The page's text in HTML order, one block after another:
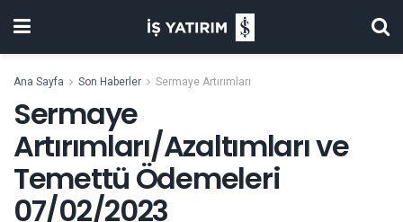
Ana Sayfa Son Haberler Sermaye Artırımları
Sermaye
Artırımları/Azaltımları ve
Temettü Ödemeleri
07/02/2023